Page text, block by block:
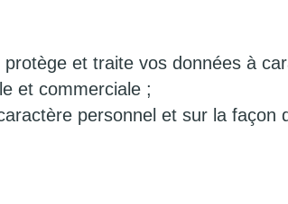
et traite vos données à
et commerciale ;
personnel et sur la façon